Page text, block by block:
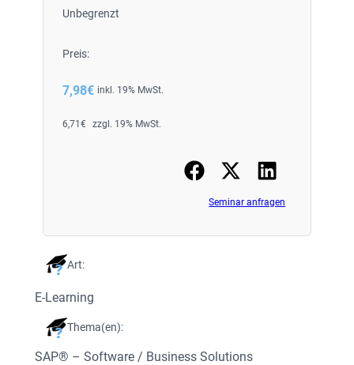
Unbegrenzt
Preis:
7,98€ inkl. 19% MwSt.
6,71 € zzgl. 19% MwSt.
Seminar anfragen
Art:
E-Learning
Thema(en):
SAP® – Software / Business Solutions